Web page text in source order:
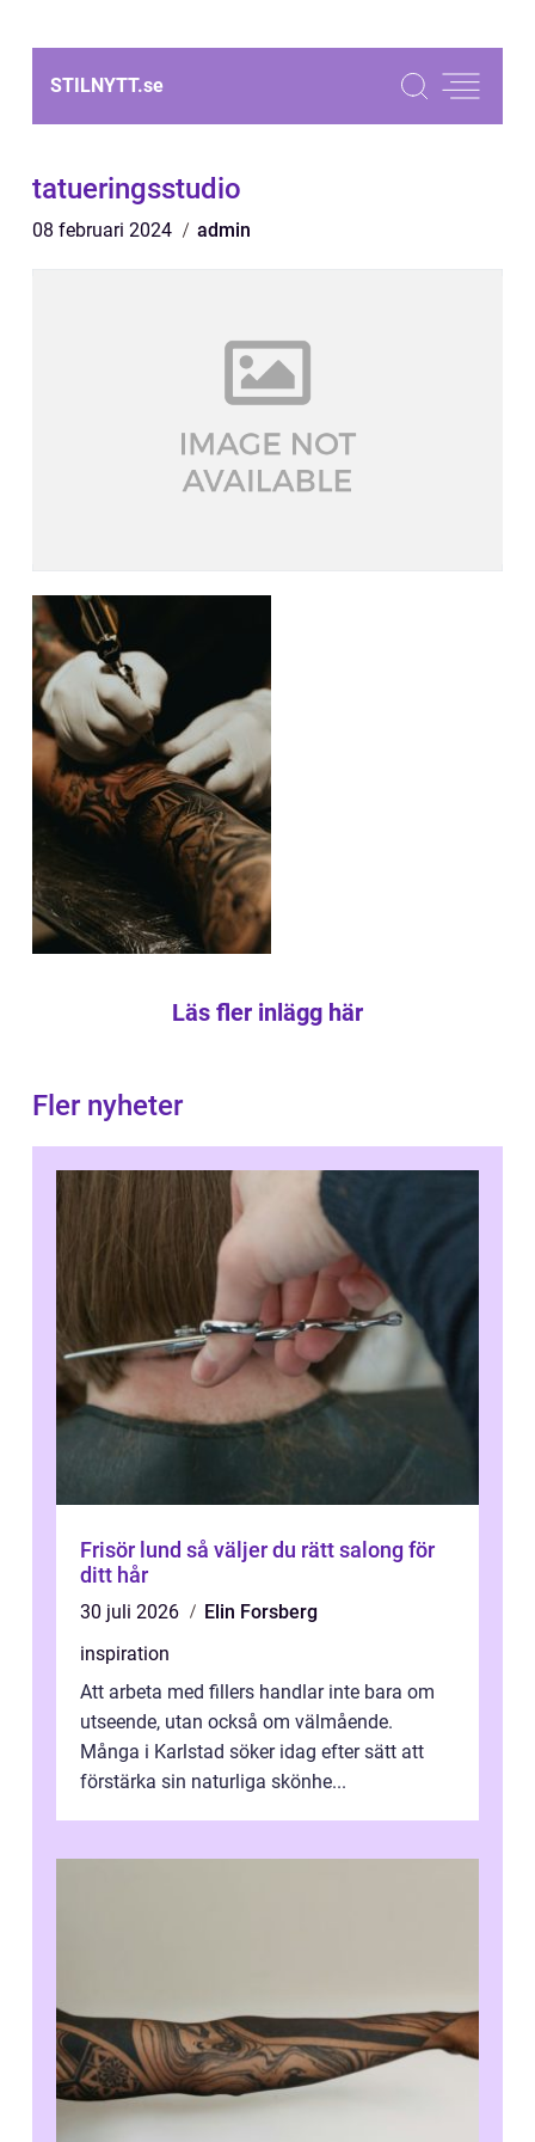
STILNYTT.se
tatueringsstudio
08 februari 2024 admin
Läs fler inlägg här
Fler nyheter
Frisör lund så väljer du rätt salong för
ditt hår
30 juli 2026
Elin Forsberg
inspiration
Att arbeta med fillers handlar inte bara om
utseende, utan också om välmående.
Många i Karlstad söker idag efter sätt att
förstärka sin naturliga skönhe...